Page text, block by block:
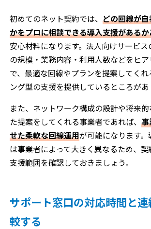
初めてのネット契約では、 どの回線が
かをプロに相談できる導入支援がある
安心材料になります。法人向けサービ
の規模・業務内容・利用人数などをヒ
で、最適な回線やプランを提案してくれ
ング型の支援を提供しているところがあ
また、ネットワーク構成の設計や将来
た提案をしてくれる事業者であれば、
せた柔軟な回線運用が可能になります
は事業者によって大きく異なるため、
支援範囲を確認しておきましょう。
サポート窓口の対応時間と
較する